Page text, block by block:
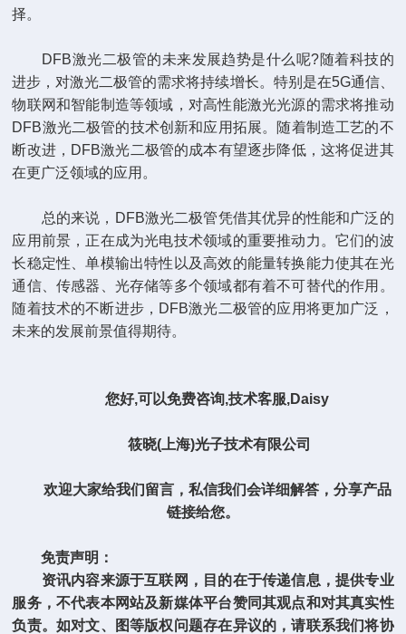
择。
DFB激光二极管的未来发展趋势是什么呢?随着科技的
进步，对激光二极管的需求将持续增长。特别是在5G通信、
物联网和智能制造等领域，对高性能激光光源的需求将推动
DFB激光二极管的技术创新和应用拓展。随着制造工艺的不
断改进，DFB激光二极管的成本有望逐步降低，这将促进其
在更广泛领域的应用。
总的来说，DFB激光二极管凭借其优异的性能和广泛的
应用前景，正在成为光电技术领域的重要推动力。它们的波
长稳定性、单模输出特性以及高效的能量转换能力使其在光
通信、传感器、光存储等多个领域都有着不可替代的作用。
随着技术的不断进步，DFB激光二极管的应用将更加广泛，
未来的发展前景值得期待。
您好,可以免费咨询,技术客服,Daisy
筱晓(上海)光子技术有限公司
欢迎大家给我们留言，私信我们会详细解答，分享产品
链接给您。
免责声明：
资讯内容来源于互联网，目的在于传递信息，提供专业
服务，不代表本网站及新媒体平台赞同其观点和对其真实性
负责。如对文、图等版权问题存在异议的，请联系我们将协